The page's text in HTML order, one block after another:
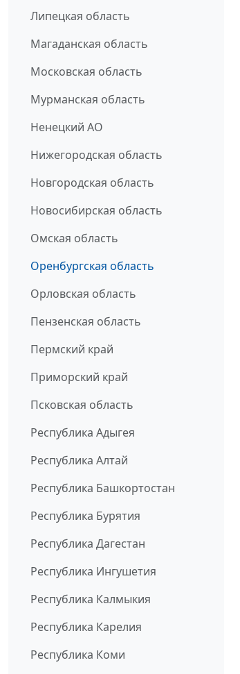
Липецкая область
Магаданская область
Московская область
Мурманская область
Ненецкий АО
Нижегородская область
Новгородская область
Новосибирская область
Омская область
Оренбургская область
Орловская область
Пензенская область
Пермский край
Приморский край
Псковская область
Республика Адыгея
Республика Алтай
Республика Башкортостан
Республика Бурятия
Республика Дагестан
Республика Ингушетия
Республика Калмыкия
Республика Карелия
Республика Коми